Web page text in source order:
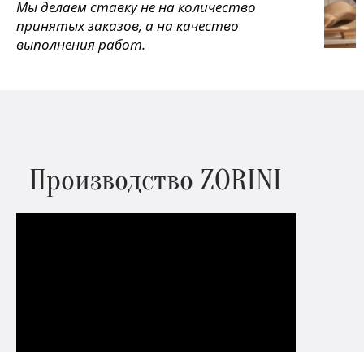
Мы делаем ставку не на количество
принятых заказов, а на качество
выполнения работ.
Производство ZORINI